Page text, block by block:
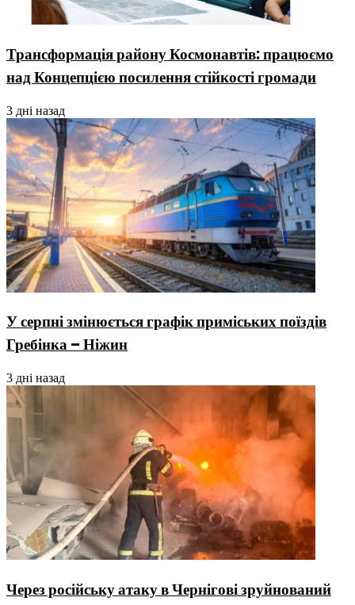
Трансформація району Космонавтів: працюємо
над Концепцією посилення стійкості громади
3 дні назад
У серпні змінюється графік приміських поїздів
Гребінка – Ніжин
3 дні назад
Через російську атаку в Чернігові зруйнований